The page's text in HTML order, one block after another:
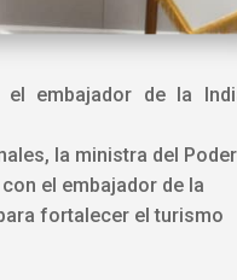
embajador de la
la ministra del Poder
el embajador de la
fortalecer el turismo